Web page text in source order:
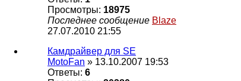
Просмотры: 18975
Последнее сообщение Blaze
27.07.2010 21:55
Камдрайвер для SE
MotoFan » 13.10.2007 19:53
Ответы: 6